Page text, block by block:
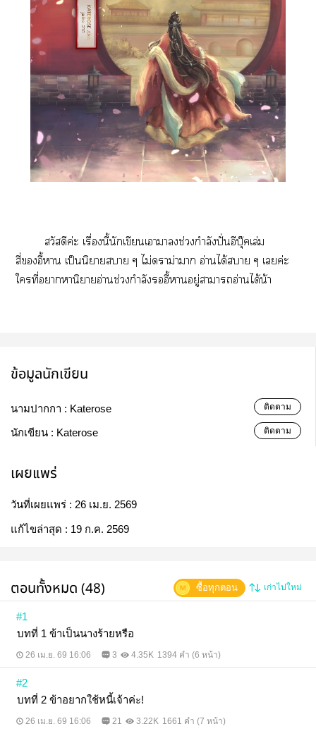
สวัสดีค่ะ เรื่องนี้นักเขียนเาาช่วงกำลังปั่นอีบุ๊คเล่ม
สี่อี้า เป็นนิยายา ๆ ไม่าม่าา อ่านได้า ๆ เค่ะ
ใที่าหานิาอ่านช่วงกำลังอี้าอยู่าาอ่านได้น้า
ข้อมูลนักเขียน
นามปากกา : Katerose ติดตาม
นักเขียน : Katerose ติดตาม
เผยแพร่
วันที่เผยแพร่ : 26 เม.ย. 2569
แก้ไขล่าสุด : 19 ก.ค. 2569
ตอนทั้งหมด (48) เก่าไปใหม่
ซื้อทุกตอน
#1
บทที่ 1 ข้าเป็นนางร้ายหรือ
26 เม.ย. 69 16:06 3 4.35K 1394 คำ (6 หน้า)
#2
บทที่ 2 ข้าอยากใช้หนี้เจ้าค่ะ!
26 เม.ย. 69 16:06 21 3.22K 1661 คำ (7 หน้า)